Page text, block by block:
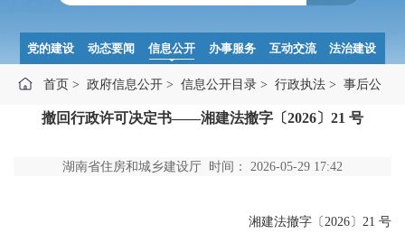
党的建设 动态要闻 信息公开 办事服务 互动交流 法治建设
首页 > 政府信息公开 > 信息公开目录 > 行政执法 > 事后公
行政许可
撤回行政许可决定书——湘建法撤字〔2026〕21 号
湖南省住房和城乡建设厅 时间： 2026-05-29 17:42
湘建法撤字〔2026〕21 号